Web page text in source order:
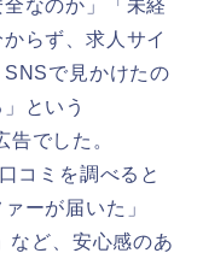
なのか」「未経
らず、求人サイ
SNSで見かけたの
という
でした。
コミを調べると
ーが届いた」
など、安心感のあ